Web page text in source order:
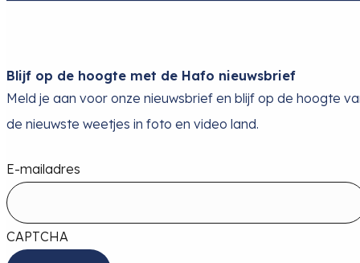
Blijf op de hoogte met de Hafo nieuwsbrief
Meld je aan voor onze nieuwsbrief en blijf op de hoogte
de nieuwste weetjes in foto en video land.
E-mailadres
CAPTCHA